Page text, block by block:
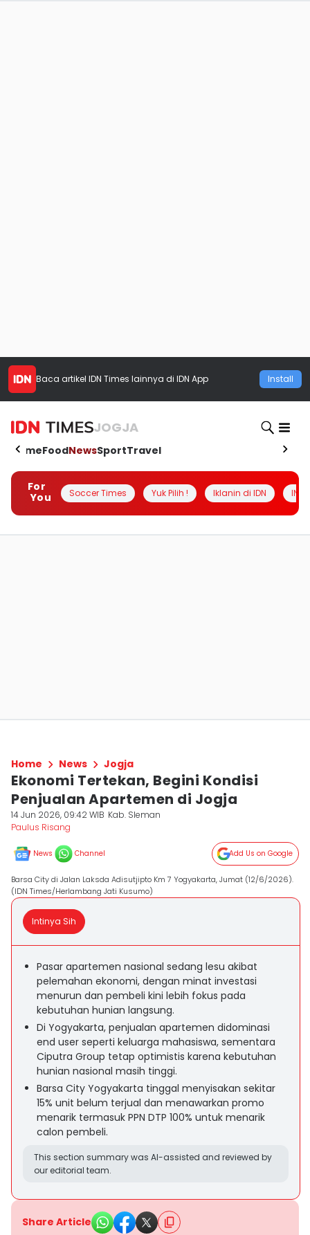
Baca artikel IDN Times lainnya di IDN App Install
JOGJA
HomeFoodNewsSportTravel
For
You
Soccer Times Yuk Pilih ! Iklanin di IDN
Home News Jogja
Ekonomi Tertekan, Begini Kondisi
Penjualan Apartemen di Jogja
14 Jun 2026, 09:42 WIB Kab. Sleman
Paulus Risang
News Channel Add Us on Google
Barsa City di Jalan Laksda Adisutjipto Km 7 Yogyakarta, Jumat (12/6/2026).
(IDN Times/Herlambang Jati Kusumo)
Intinya Sih
Pasar apartemen nasional sedang lesu akibat
pelemahan ekonomi, dengan minat investasi
menurun dan pembeli kini lebih fokus pada
kebutuhan hunian langsung.
Di Yogyakarta, penjualan apartemen didominasi
end user seperti keluarga mahasiswa, sementara
Ciputra Group tetap optimistis karena kebutuhan
hunian nasional masih tinggi.
Barsa City Yogyakarta tinggal menyisakan sekitar
15% unit belum terjual dan menawarkan promo
menarik termasuk PPN DTP 100% untuk menarik
calon pembeli.
This section summary was AI-assisted and reviewed by
our editorial team.
Share Article